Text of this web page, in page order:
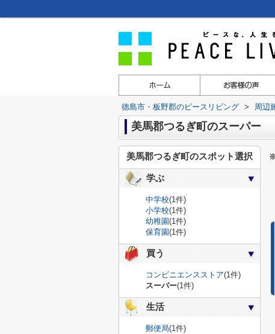
徳島市・板野郡のピースリビング > 周辺
美馬郡つるぎ町のスーパー
美馬郡つるぎ町のスポット選択
学ぶ
中学校(1件)
小学校(1件)
幼稚園(1件)
保育園(1件)
買う
コンビニエンスストア(1件)
スーパー(1件)
生活
郵便局(1件)